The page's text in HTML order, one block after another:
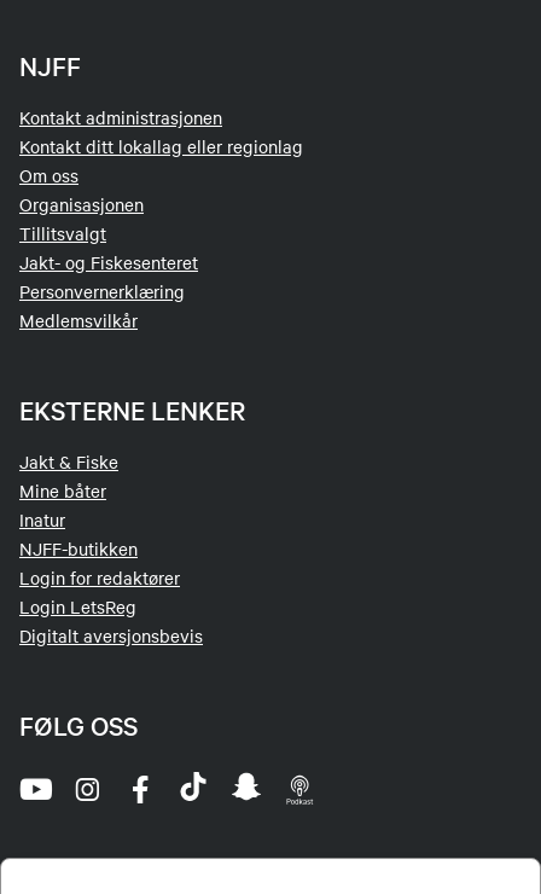
NJFF
Kontakt administrasjonen
Kontakt ditt lokallag eller regionlag
Om oss
Organisasjonen
Tillitsvalgt
Jakt- og Fiskesenteret
Personvernerklæring
Medlemsvilkår
EKSTERNE LENKER
Jakt & Fiske
Mine båter
Inatur
NJFF-butikken
Login for redaktører
Login LetsReg
Digitalt aversjonsbevis
FØLG OSS